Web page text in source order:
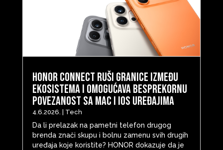
HONOR Connect ruši granice između
ekosistema i omogućava besprekornu
povezanost sa Mac i iOS uređajima
4.6.2026. Tech
Da li prelazak na pametni telefon drugog
brenda znači skupu i bolnu zamenu svih drugih
uređaja koje koristite? HONOR dokazuje da je